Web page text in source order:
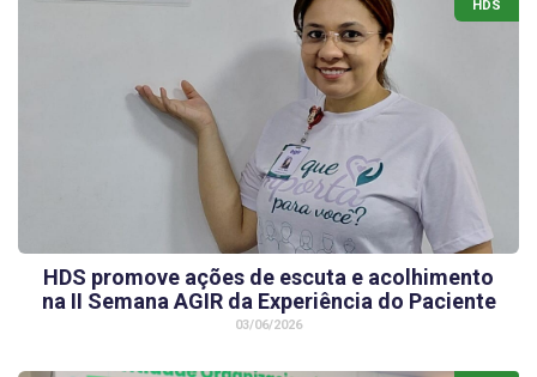
HDS
HDS promove ações de escuta e acolhimento
na II Semana AGIR da Experiência do Paciente
03/06/2026